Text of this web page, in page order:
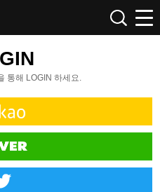
통해 LOGIN 하세요.